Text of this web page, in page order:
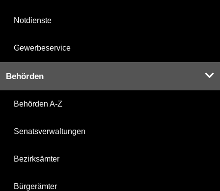
Notdienste
Gewerbeservice
Behörden
Behörden A-Z
Senatsverwaltungen
Bezirksämter
Bürgerämter